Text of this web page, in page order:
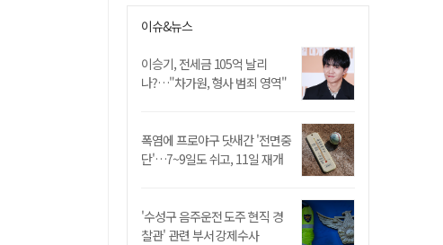
이슈&뉴스
이승기, 전세금 105억 날리
나?…"차가원, 형사 범죄 영역"
폭염에 프로야구 닷새간 '전면중
단'…7~9일도 쉬고, 11일 재개
'수성구 음주운전 도주 현직 경
찰관' 관련 부서 강제수사